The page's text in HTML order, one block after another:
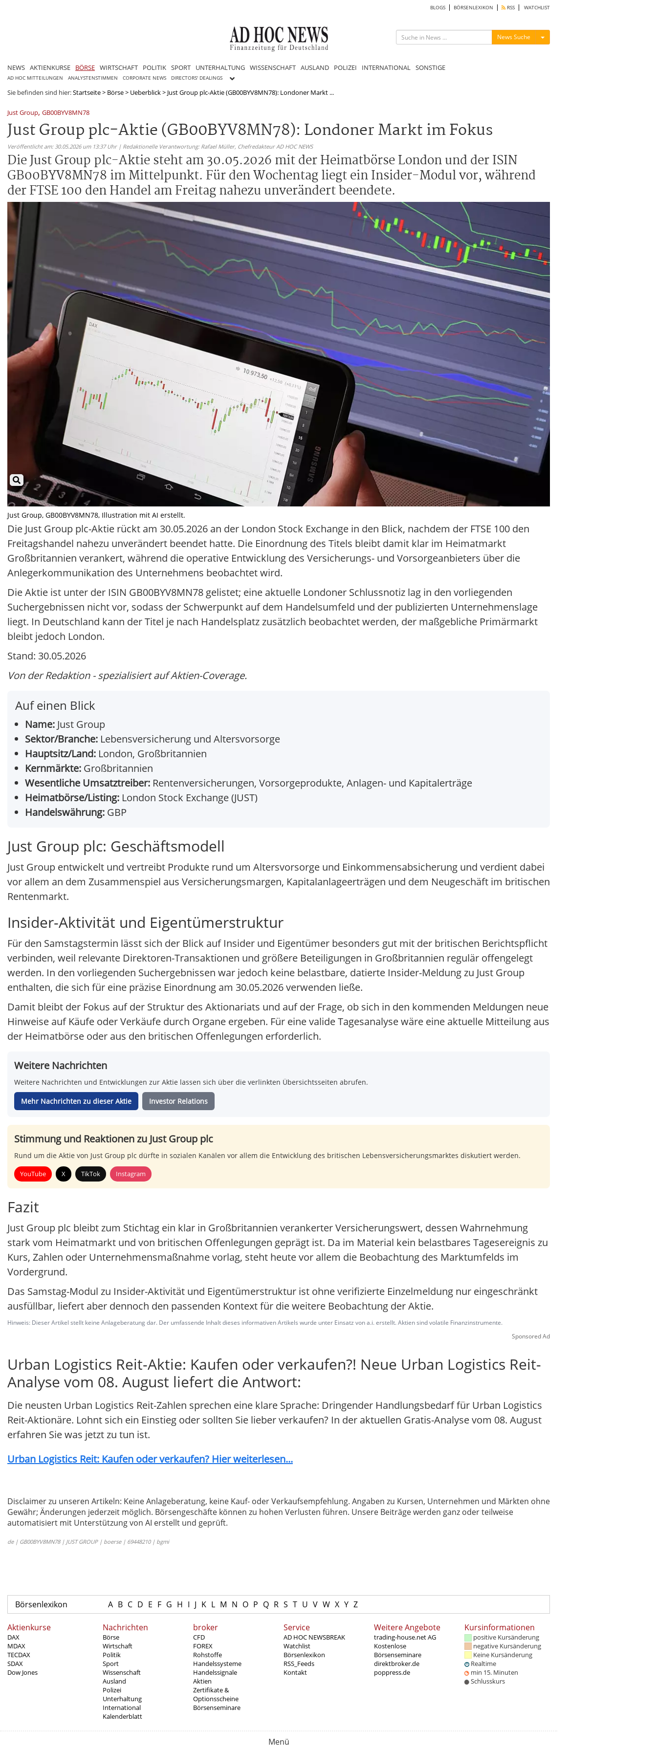
BLOGS BÖRSENLEXIKON RSS WATCHLIST
News Suche Menü ein-/ausblenden
NEWS AKTIENKURSE BÖRSE WIRTSCHAFT POLITIK SPORT UNTERHALTUNG WISSENSCHAFT AUSLAND POLIZEI INTERNATIONAL SONSTIGE
AD HOC MITTEILUNGEN ANALYSTENSTIMMEN CORPORATE NEWS DIRECTORS' DEALINGS
Sie befinden sind hier:Startseite> Börse> Ueberblick> Just Group plc-Aktie (GB00BYV8MN78): Londoner Markt ...
Just Group, GB00BYV8MN78
Just Group plc-Aktie (GB00BYV8MN78): Londoner Markt im Fokus
Veröffentlicht am: 30.05.2026 um 13:37 Uhr | Redaktionelle Verantwortung: Rafael Müller, Chefredakteur AD HOC NEWS
Die Just Group plc-Aktie steht am 30.05.2026 mit der Heimatbörse London und der ISIN
GB00BYV8MN78 im Mittelpunkt. Für den Wochentag liegt ein Insider-Modul vor, während
der FTSE 100 den Handel am Freitag nahezu unverändert beendete.
Just Group, GB00BYV8MN78, Illustration mit AI erstellt.
Die Just Group plc-Aktie rückt am 30.05.2026 an der London Stock Exchange in den Blick, nachdem der FTSE 100 den
Freitagshandel nahezu unverändert beendet hatte. Die Einordnung des Titels bleibt damit klar im Heimatmarkt
Großbritannien verankert, während die operative Entwicklung des Versicherungs- und Vorsorgeanbieters über die
Anlegerkommunikation des Unternehmens beobachtet wird.
Die Aktie ist unter der ISIN GB00BYV8MN78 gelistet; eine aktuelle Londoner Schlussnotiz lag in den vorliegenden
Suchergebnissen nicht vor, sodass der Schwerpunkt auf dem Handelsumfeld und der publizierten Unternehmenslage
liegt. In Deutschland kann der Titel je nach Handelsplatz zusätzlich beobachtet werden, der maßgebliche Primärmarkt
bleibt jedoch London.
Stand: 30.05.2026
Von der Redaktion - spezialisiert auf Aktien-Coverage.
Auf einen Blick
Name: Just Group
Sektor/Branche: Lebensversicherung und Altersvorsorge
Hauptsitz/Land: London, Großbritannien
Kernmärkte: Großbritannien
Wesentliche Umsatztreiber: Rentenversicherungen, Vorsorgeprodukte, Anlagen- und Kapitalerträge
Heimatbörse/Listing: London Stock Exchange (JUST)
Handelswährung: GBP
Just Group plc: Geschäftsmodell
Just Group entwickelt und vertreibt Produkte rund um Altersvorsorge und Einkommensabsicherung und verdient dabei
vor allem an dem Zusammenspiel aus Versicherungsmargen, Kapitalanlageerträgen und dem Neugeschäft im britischen
Rentenmarkt.
Insider-Aktivität und Eigentümerstruktur
Für den Samstagstermin lässt sich der Blick auf Insider und Eigentümer besonders gut mit der britischen Berichtspflicht
verbinden, weil relevante Direktoren-Transaktionen und größere Beteiligungen in Großbritannien regulär offengelegt
werden. In den vorliegenden Suchergebnissen war jedoch keine belastbare, datierte Insider-Meldung zu Just Group
enthalten, die sich für eine präzise Einordnung am 30.05.2026 verwenden ließe.
Damit bleibt der Fokus auf der Struktur des Aktionariats und auf der Frage, ob sich in den kommenden Meldungen neue
Hinweise auf Käufe oder Verkäufe durch Organe ergeben. Für eine valide Tagesanalyse wäre eine aktuelle Mitteilung aus
der Heimatbörse oder aus den britischen Offenlegungen erforderlich.
Weitere Nachrichten
Weitere Nachrichten und Entwicklungen zur Aktie lassen sich über die verlinkten Übersichtsseiten abrufen.
Mehr Nachrichten zu dieser Aktie Investor Relations
Stimmung und Reaktionen zu Just Group plc
Rund um die Aktie von Just Group plc dürfte in sozialen Kanälen vor allem die Entwicklung des britischen Lebensversicherungsmarktes diskutiert werden.
YouTube X TikTok Instagram
Fazit
Just Group plc bleibt zum Stichtag ein klar in Großbritannien verankerter Versicherungswert, dessen Wahrnehmung
stark vom Heimatmarkt und von britischen Offenlegungen geprägt ist. Da im Material kein belastbares Tagesereignis zu
Kurs, Zahlen oder Unternehmensmaßnahme vorlag, steht heute vor allem die Beobachtung des Marktumfelds im
Vordergrund.
Das Samstag-Modul zu Insider-Aktivität und Eigentümerstruktur ist ohne verifizierte Einzelmeldung nur eingeschränkt
ausfüllbar, liefert aber dennoch den passenden Kontext für die weitere Beobachtung der Aktie.
Hinweis: Dieser Artikel stellt keine Anlageberatung dar. Der umfassende Inhalt dieses informativen Artikels wurde unter Einsatz von a.i. erstellt. Aktien sind volatile Finanzinstrumente.
Sponsored Ad
Urban Logistics Reit-Aktie: Kaufen oder verkaufen?! Neue Urban Logistics Reit-
Analyse vom 08. August liefert die Antwort:
Die neusten Urban Logistics Reit-Zahlen sprechen eine klare Sprache: Dringender Handlungsbedarf für Urban Logistics
Reit-Aktionäre. Lohnt sich ein Einstieg oder sollten Sie lieber verkaufen? In der aktuellen Gratis-Analyse vom 08. August
erfahren Sie was jetzt zu tun ist.
Urban Logistics Reit: Kaufen oder verkaufen? Hier weiterlesen...
Disclaimer zu unseren Artikeln: Keine Anlageberatung, keine Kauf- oder Verkaufsempfehlung. Angaben zu Kursen, Unternehmen und Märkten ohne
Gewähr; Änderungen jederzeit möglich. Börsengeschäfte können zu hohen Verlusten führen. Unsere Beiträge werden ganz oder teilweise
automatisiert mit Unterstützung von AI erstellt und geprüft.
de | GB00BYV8MN78 | JUST GROUP | boerse | 69448210 | bgmi
Börsenlexikon A B C D E F G H I J K L M N O P Q R S T U V W X Y Z
Aktienkurse
DAX
MDAX
TECDAX
SDAX
Dow Jones
Nachrichten
Börse
Wirtschaft
Politik
Sport
Wissenschaft
Ausland
Polizei
Unterhaltung
International
Kalenderblatt
broker
CFD
FOREX
Rohstoffe
Handelssysteme
Handelssignale
Aktien
Zertifikate &
Optionsscheine
Börsenseminare
Service
AD HOC NEWSBREAK
Watchlist
Börsenlexikon
RSS_Feeds
Kontakt
Weitere Angebote
trading-house.net AG
Kostenlose
Börsenseminare
direktbroker.de
poppress.de
Kursinformationen
positive Kursänderung
negative Kursänderung
Keine Kursänderung
Realtime
min 15. Minuten
Schlusskurs
Menü